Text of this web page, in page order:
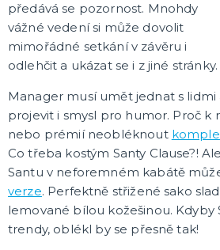
předává se pozornost. Mnohdy
vážné vedení si může dovolit
mimořádné setkání v závěru i
odlehčit a ukázat se i z jiné stránky.
Manager musí umět jednat s
projevit i smysl pro humor. Proč k
nebo prémií neobléknout
Co třeba kostým Santy Clause?!
Santu v neforemném kabátě
verze. Perfektně střižené sako
lemované bílou kožešinou. Kdyby
trendy, oblékl by se přesně tak!